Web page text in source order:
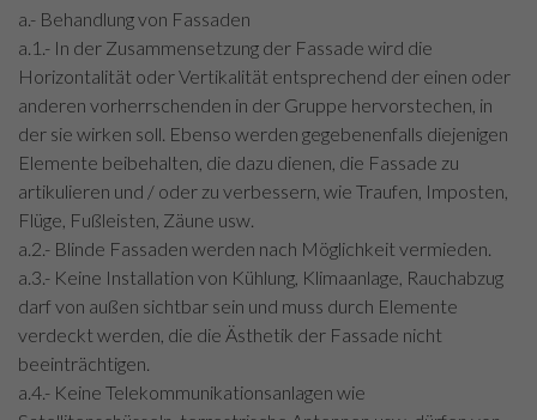
a.- Behandlung von Fassaden
a.1.- In der Zusammensetzung der Fassade wird die
Horizontalität oder Vertikalität entsprechend der einen oder
anderen vorherrschenden in der Gruppe hervorstechen, in
der sie wirken soll. Ebenso werden gegebenenfalls diejenigen
Elemente beibehalten, die dazu dienen, die Fassade zu
artikulieren und / oder zu verbessern, wie Traufen, Imposten,
Flüge, Fußleisten, Zäune usw.
a.2.- Blinde Fassaden werden nach Möglichkeit vermieden.
a.3.- Keine Installation von Kühlung, Klimaanlage, Rauchabzug
darf von außen sichtbar sein und muss durch Elemente
verdeckt werden, die die Ästhetik der Fassade nicht
beeinträchtigen.
a.4.- Keine Telekommunikationsanlagen wie